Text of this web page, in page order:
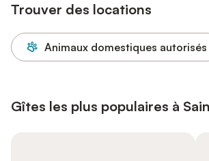
Trouver des locations
Animaux domestiques autorisés
Gîtes les plus populaires à